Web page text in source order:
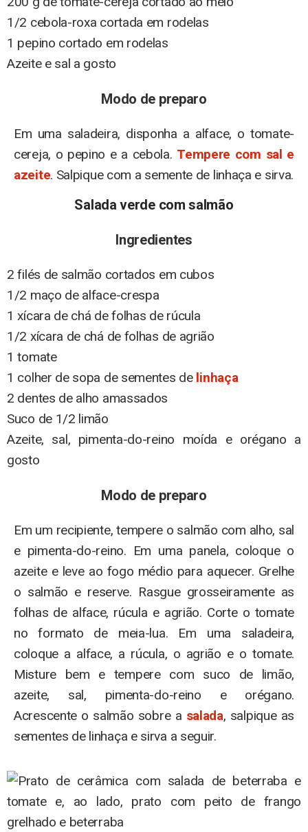
1/2 cebola-roxa cortada em rodelas
1 pepino cortado em rodelas
Azeite e sal a gosto
Modo de preparo
Em uma saladeira, disponha a alface, o tomate-
cereja, o pepino e a cebola. Tempere com sal e
azeite. Salpique com a semente de linhaça e sirva.
Salada verde com salmão
Ingredientes
2 filés de salmão cortados em cubos
1/2 maço de alface-crespa
1 xícara de chá de folhas de rúcula
1/2 xícara de chá de folhas de agrião
1 tomate
1 colher de sopa de sementes de linhaça
2 dentes de alho amassados
Suco de 1/2 limão
Azeite, sal, pimenta-do-reino moída e orégano a
gosto
Modo de preparo
Em um recipiente, tempere o salmão com alho, sal
e pimenta-do-reino. Em uma panela, coloque o
azeite e leve ao fogo médio para aquecer. Grelhe
o salmão e reserve. Rasgue grosseiramente as
folhas de alface, rúcula e agrião. Corte o tomate
no formato de meia-lua. Em uma saladeira,
coloque a alface, a rúcula, o agrião e o tomate.
Misture bem e tempere com suco de limão,
azeite, sal, pimenta-do-reino e orégano.
Acrescente o salmão sobre a salada, salpique as
sementes de linhaça e sirva a seguir.